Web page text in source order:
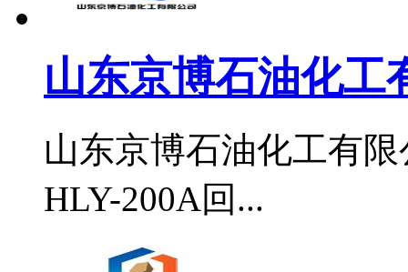
山东京博石油化工
山东京博石油化工有
HLY-200A回...